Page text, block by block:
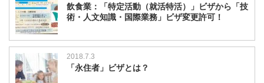
飲食業：「特定活動（就活特活）」ビザから「技
術・人文知識・国際業務」ビザ変更許可！
2018.7.3
「永住者」ビザとは？